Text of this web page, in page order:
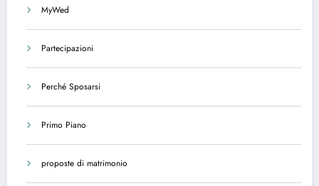
MyWed
Partecipazioni
Perché Sposarsi
Primo Piano
proposte di matrimonio